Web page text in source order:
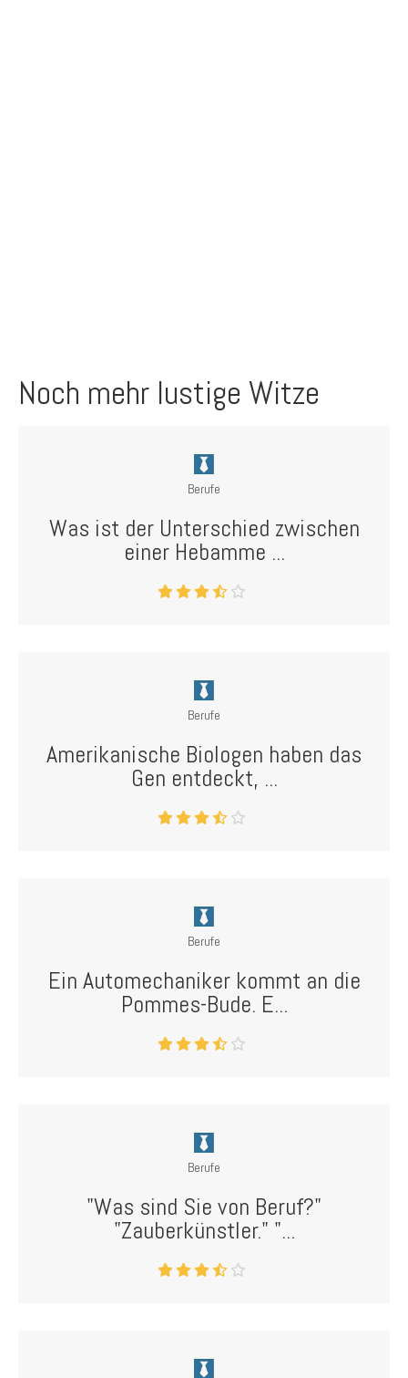
Noch mehr lustige Witze
Berufe
Was ist der Unterschied zwischen
einer Hebamme ...
Berufe
Amerikanische Biologen haben das
Gen entdeckt, ...
Berufe
Ein Automechaniker kommt an die
Pommes-Bude. E...
Berufe
"Was sind Sie von Beruf?"
"Zauberkünstler." "...